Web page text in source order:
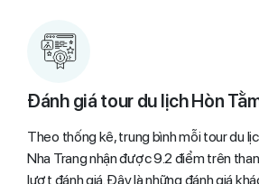
Đánh giá tour du lịch Hòn
Theo thống kê, trung bình mỗi tour du
Nha Trang nhận được 9.2 điểm trên
lượt đánh giá. Đây là những đánh giá